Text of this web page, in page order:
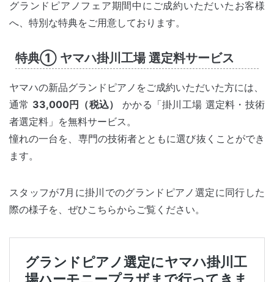
グランドピアノフェア期間中にご成約いただいたお客様
へ、特別な特典をご用意しております。
特典① ヤマハ掛川工場 選定料サービス
ヤマハの新品グランドピアノをご成約いただいた方には、
通常 33,000円（税込）
かかる「掛川工場 選定料・技術
者選定料」を無料サービス。
憧れの一台を、専門の技術者とともに選び抜くことができ
ます。
スタッフが7月に掛川でのグランドピアノ選定に同行した
際の様子を、ぜひこちらからご覧ください。